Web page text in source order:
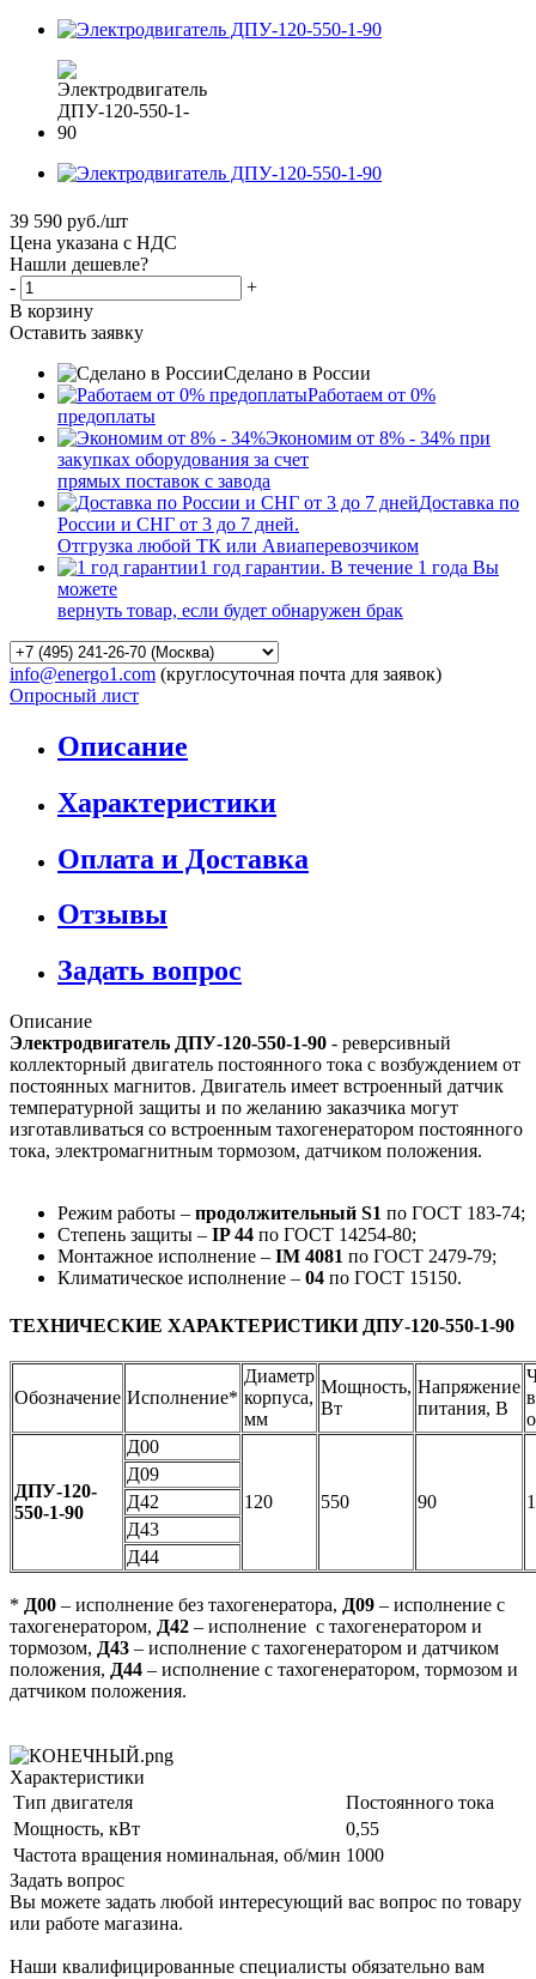
39 590 руб./шт
Цена указана с НДС
Нашли дешевле?
-
+
В корзину
Оставить заявку
Сделано в России
Работаем от 0%
предоплаты
Экономим от 8% - 34% при
закупках оборудования за счет
прямых поставок с завода
Доставка по
России и СНГ от 3 до 7 дней.
Отгрузка любой ТК или Авиаперевозчиком
1 год гарантии. В течение 1 года Вы
можете
вернуть товар, если будет обнаружен брак
info@energo1.com (круглосуточная почта для заявок)
Опросный лист
Описание
Характеристики
Оплата и Доставка
Отзывы
Задать вопрос
Описание
Электродвигатель ДПУ-120-550-1-90 - реверсивный
коллекторный двигатель постоянного тока с возбуждением от
постоянных магнитов. Двигатель имеет встроенный датчик
температурной защиты и по желанию заказчика могут
изготавливаться со встроенным тахогенератором постоянного
тока, электромагнитным тормозом, датчиком положения.
Режим работы – продолжительный S1 по ГОСТ 183-74;
Степень защиты – IP 44 по ГОСТ 14254-80;
Монтажное исполнение – IM 4081 по ГОСТ 2479-79;
Климатическое исполнение – 04 по ГОСТ 15150.
ТЕХНИЧЕСКИЕ ХАРАКТЕРИСТИКИ ДПУ-120-550-1-90
Обозначение Исполнение*
Диаметр
корпуса,
мм
Мощность,
Вт
Напряжение
питания, В
ДПУ-120-
550-1-90
Д00
120 550 90
Д09
Д42
Д43
Д44
* Д00 – исполнение без тахогенератора, Д09 – исполнение с
тахогенератором, Д42 – исполнение с тахогенератором и
тормозом, Д43 – исполнение с тахогенератором и датчиком
положения, Д44 – исполнение с тахогенератором, тормозом и
датчиком положения.
Характеристики
Тип двигателя
Постоянного тока
Мощность, кВт
0,55
Частота вращения номинальная, об/мин 1000
Задать вопрос
Вы можете задать любой интересующий вас вопрос по товару
или работе магазина.
Наши квалифицированные специалисты обязательно вам